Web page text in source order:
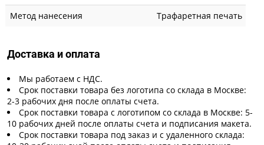
Метод нанесения
Трафаретная печать
Доставка и оплата
Мы работаем с НДС.
Срок поставки товара без логотипа со склада в Москве:
2-3 рабочих дня после оплаты счета.
Срок поставки товара с логотипом со склада в Москве: 5-
10 рабочих дней после оплаты счета и подписания макета.
Срок поставки товара под заказ и с удаленного склада: